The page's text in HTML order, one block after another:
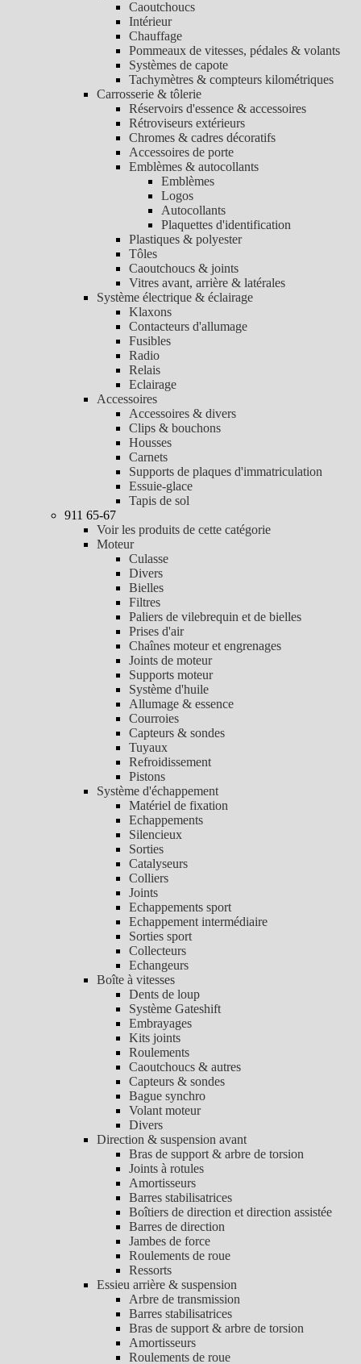
Caoutchoucs
Intérieur
Chauffage
Pommeaux de vitesses, pédales & volants
Systèmes de capote
Tachymètres & compteurs kilométriques
Carrosserie & tôlerie
Réservoirs d'essence & accessoires
Rétroviseurs extérieurs
Chromes & cadres décoratifs
Accessoires de porte
Emblèmes & autocollants
Emblèmes
Logos
Autocollants
Plaquettes d'identification
Plastiques & polyester
Tôles
Caoutchoucs & joints
Vitres avant, arrière & latérales
Système électrique & éclairage
Klaxons
Contacteurs d'allumage
Fusibles
Radio
Relais
Eclairage
Accessoires
Accessoires & divers
Clips & bouchons
Housses
Carnets
Supports de plaques d'immatriculation
Essuie-glace
Tapis de sol
911 65-67
Voir les produits de cette catégorie
Moteur
Culasse
Divers
Bielles
Filtres
Paliers de vilebrequin et de bielles
Prises d'air
Chaînes moteur et engrenages
Joints de moteur
Supports moteur
Système d'huile
Allumage & essence
Courroies
Capteurs & sondes
Tuyaux
Refroidissement
Pistons
Système d'échappement
Matériel de fixation
Echappements
Silencieux
Sorties
Catalyseurs
Colliers
Joints
Echappements sport
Echappement intermédiaire
Sorties sport
Collecteurs
Echangeurs
Boîte à vitesses
Dents de loup
Système Gateshift
Embrayages
Kits joints
Roulements
Caoutchoucs & autres
Capteurs & sondes
Bague synchro
Volant moteur
Divers
Direction & suspension avant
Bras de support & arbre de torsion
Joints à rotules
Amortisseurs
Barres stabilisatrices
Boîtiers de direction et direction assistée
Barres de direction
Jambes de force
Roulements de roue
Ressorts
Essieu arrière & suspension
Arbre de transmission
Barres stabilisatrices
Bras de support & arbre de torsion
Amortisseurs
Roulements de roue